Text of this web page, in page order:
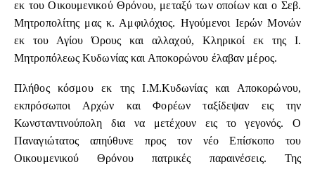
εκ του Οικουμενικού Θρόνου, μεταξύ των οποίων και ο Σεβ.
Μητροπολίτης μας κ. Αμφιλόχιος. Ηγούμενοι Ιερών Μονών
εκ του Αγίου Όρους και αλλαχού, Κληρικοί εκ της Ι.
Μητροπόλεως Κυδωνίας και Αποκορώνου έλαβαν μέρος.
Πλήθος κόσμου εκ της Ι.Μ.Κυδωνίας και Αποκορώνου,
εκπρόσωποι Αρχών και Φορέων ταξίδεψαν εις την
Κωνσταντινούπολη δια να μετέχουν εις το γεγονός. Ο
Παναγιώτατος απηύθυνε προς τον νέο Επίσκοπο του
Οικουμενικού Θρόνου πατρικές παραινέσεις. Της